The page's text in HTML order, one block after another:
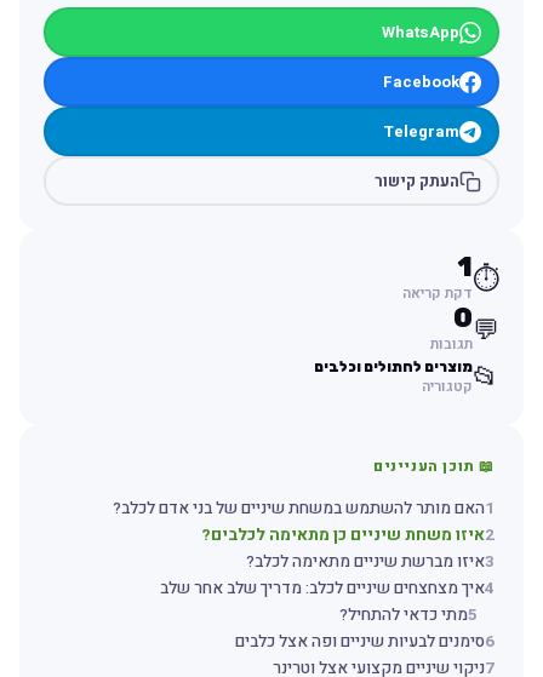
WhatsApp
Facebook
Telegram
העתק קישור
⏱️
1
דקת קריאה
💬
0
תגובות
📂מוצרים לחתולים וכלבים
קטגוריה
📖 תוכן העניינים
האם מותר להשתמש במשחת שיניים של בני אדם לכלב?
2איזו משחת שיניים כן מתאימה לכלבים?
איזו מברשת שיניים מתאימה לכלב?
איך מצחצחים שיניים לכלב: מדריך שלב אחר שלב
מתי כדאי להתחיל?
6סימנים לבעיות שיניים ופה אצל כלבים
7ניקוי שיניים מקצועי אצל וטרינר